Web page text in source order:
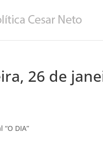
26 de
“O DIA”